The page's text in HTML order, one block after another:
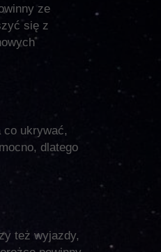
ze
się z
co ukrywać,
dlatego
też wyjazdy,